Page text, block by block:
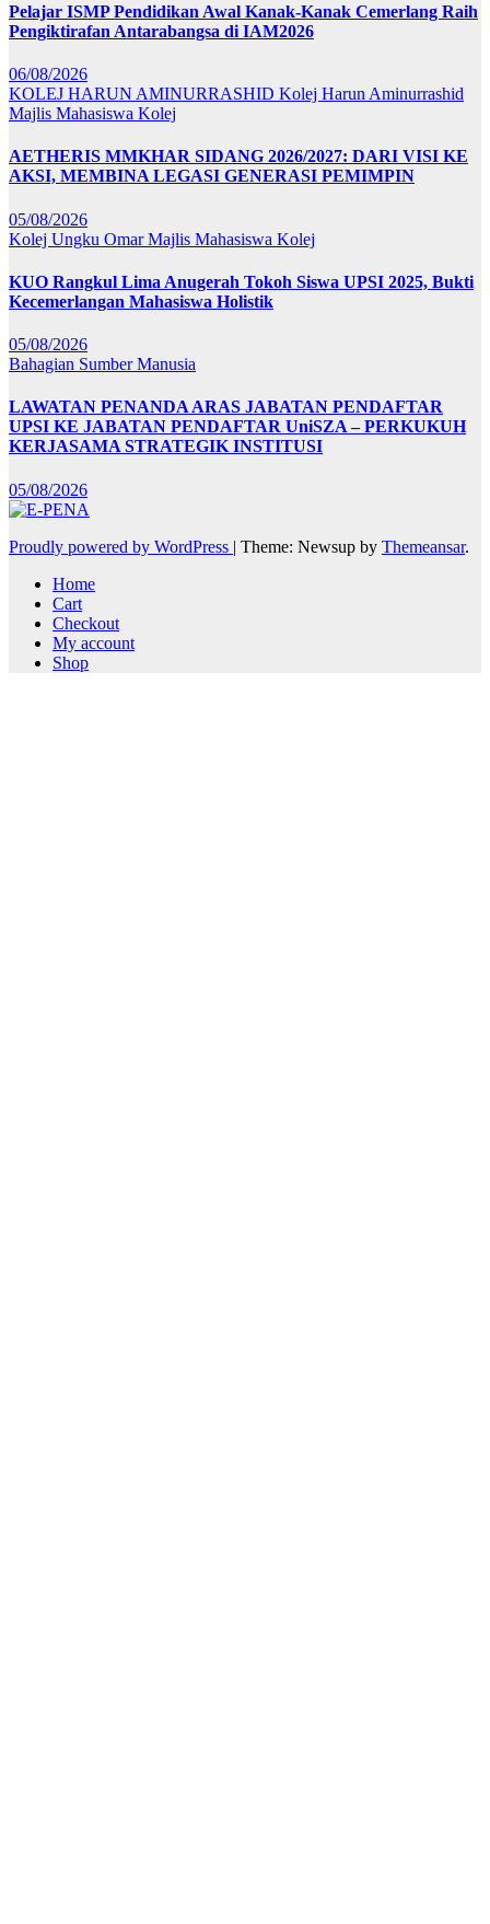
Pelajar ISMP Pendidikan Awal Kanak-Kanak Cemerlang Raih
Pengiktirafan Antarabangsa di IAM2026
06/08/2026
KOLEJ HARUN AMINURRASHID Kolej Harun Aminurrashid
Majlis Mahasiswa Kolej
AETHERIS MMKHAR SIDANG 2026/2027: DARI VISI KE
AKSI, MEMBINA LEGASI GENERASI PEMIMPIN
05/08/2026
Kolej Ungku OmarMajlis Mahasiswa Kolej
KUO Rangkul Lima Anugerah Tokoh Siswa UPSI 2025, Bukti
Kecemerlangan Mahasiswa Holistik
05/08/2026
Bahagian Sumber Manusia
LAWATAN PENANDA ARAS JABATAN PENDAFTAR
UPSI KE JABATAN PENDAFTAR UniSZA – PERKUKUH
KERJASAMA STRATEGIK INSTITUSI
05/08/2026
Proudly powered by WordPress | Theme: Newsup by Themeansar.
Home
Cart
Checkout
My account
Shop